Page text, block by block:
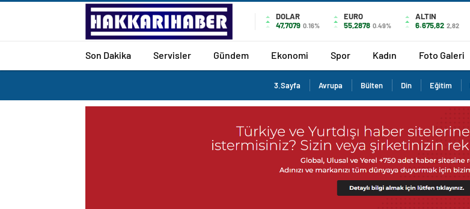
DOLAR
47,7079 0.16%
EURO
55,2878 0.49%
ALTIN
6.675,82 2,82
Son Dakika Servisler Gündem Ekonomi Spor Kadın Foto Galeri
3.Sayfa Avrupa Bülten Din Eğitim